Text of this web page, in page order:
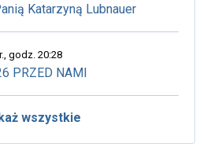
Katarzyną Lubnauer
godz. 20:28
PRZED NAMI
wszystkie